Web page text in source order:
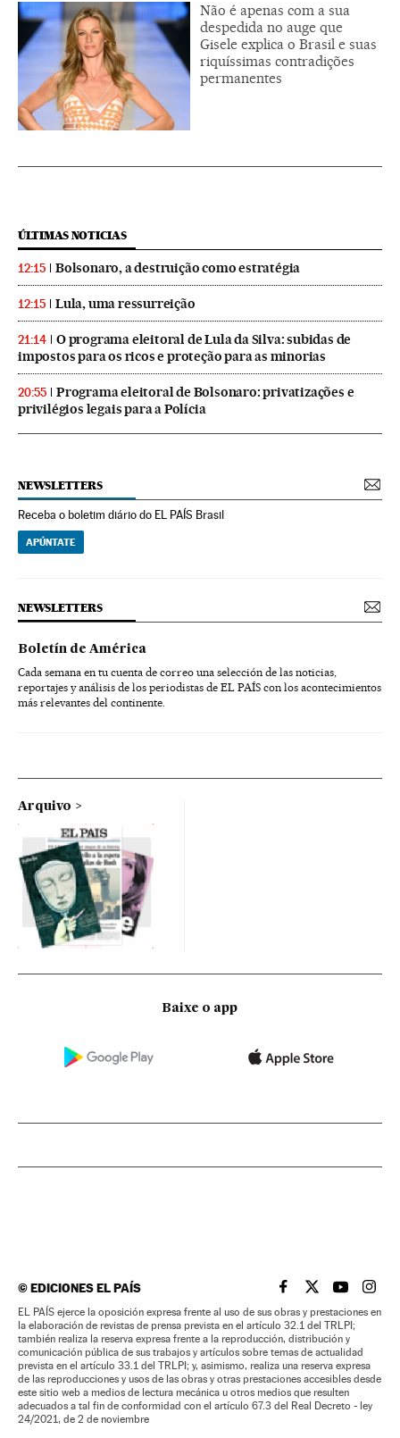
Não é apenas com a sua
despedida no auge que
Gisele explica o Brasil e suas
riquíssimas contradições
permanentes
ÚLTIMAS NOTICIAS
12:15 Bolsonaro, a destruição como estratégia
12:15 Lula, uma ressurreição
21:14
O programa eleitoral de Lula da Silva: subidas de
impostos para os ricos e proteção para as minorias
20:55
Programa eleitoral de Bolsonaro: privatizações e
privilégios legais para a Polícia
NEWSLETTERS
Receba o boletim diário do EL PAÍS Brasil
APÚNTATE
NEWSLETTERS
Boletín de América
Cada semana en tu cuenta de correo una selección de las noticias,
reportajes y análisis de los periodistas de EL PAÍS con los acontecimientos
más relevantes del continente.
Arquivo
Baixe o app
©EDICIONES EL PAÍS EL PAÍS BRASIL EN
EL PAÍSEL PAÍS
EL
EL PAÍS ejerce la oposición expresa frente al uso de sus obras y prestaciones en
la elaboración de revistas de prensa prevista en el artículo 32.1 del TRLPI;
también realiza la reserva expresa frente a la reproducción, distribución y
comunicación pública de sus trabajos y artículos sobre temas de actualidad
prevista en el artículo 33.1 del TRLPI; y, asimismo, realiza una reserva expresa
de las reproducciones y usos de las obras y otras prestaciones accesibles desde
este sitio web a medios de lectura mecánica u otros medios que resulten
adecuados a tal fin de conformidad con el artículo 67.3 del Real Decreto - ley
24/2021, de 2 de noviembre